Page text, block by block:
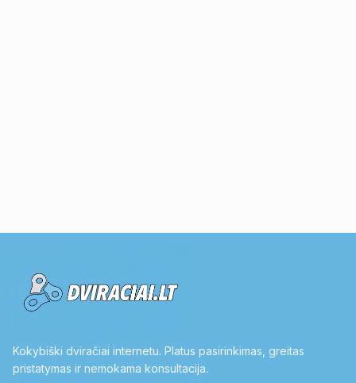
Kokybiški dviračiai internetu. Platus pasirinkimas, greitas
pristatymas ir nemokama konsultacija.